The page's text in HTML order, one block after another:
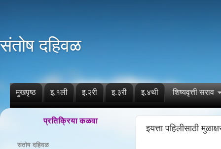
संतोष दहिवळ
मुखपृष्ठ इ.१ली इ.२री इ.३री इ.४थी शिष्यवृत्ती सराव
इयत्ता पहिलीसाठी
प्रतिक्रिया कळवा
संतोष दहिवळ